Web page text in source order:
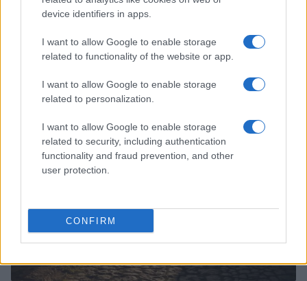
device identifiers in apps.
I want to allow Google to enable storage
related to functionality of the website or app.
I want to allow Google to enable storage
related to personalization.
I want to allow Google to enable storage
related to security, including authentication
functionality and fraud prevention, and other
user protection.
CONFIRM
Scoprire luoghi nascosti con app, mappe offline e
open data
LUOGHI DA VEDERE